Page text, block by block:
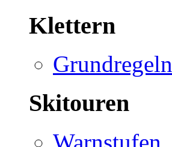
Klettern
Grundregeln
Skitouren
Warnstufen